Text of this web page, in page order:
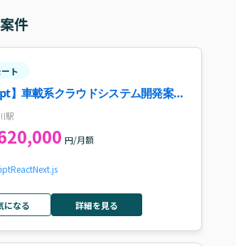
件
ト
】車載系クラウドシステム開発案
駅
円/月額
ReactNext.js
になる 詳細を見る